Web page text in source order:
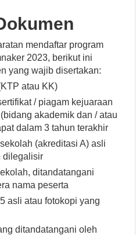
mendaftar program
2023, berikut ini
yang wajib disertakan:
atau KK)
/ piagam kejuaraan
akademik dan / atau
dalam 3 tahun terakhir
(akreditasi A) asli
dilegalisir
ditandatangani
nama peserta
asli atau fotokopi yang
ditandatangani oleh